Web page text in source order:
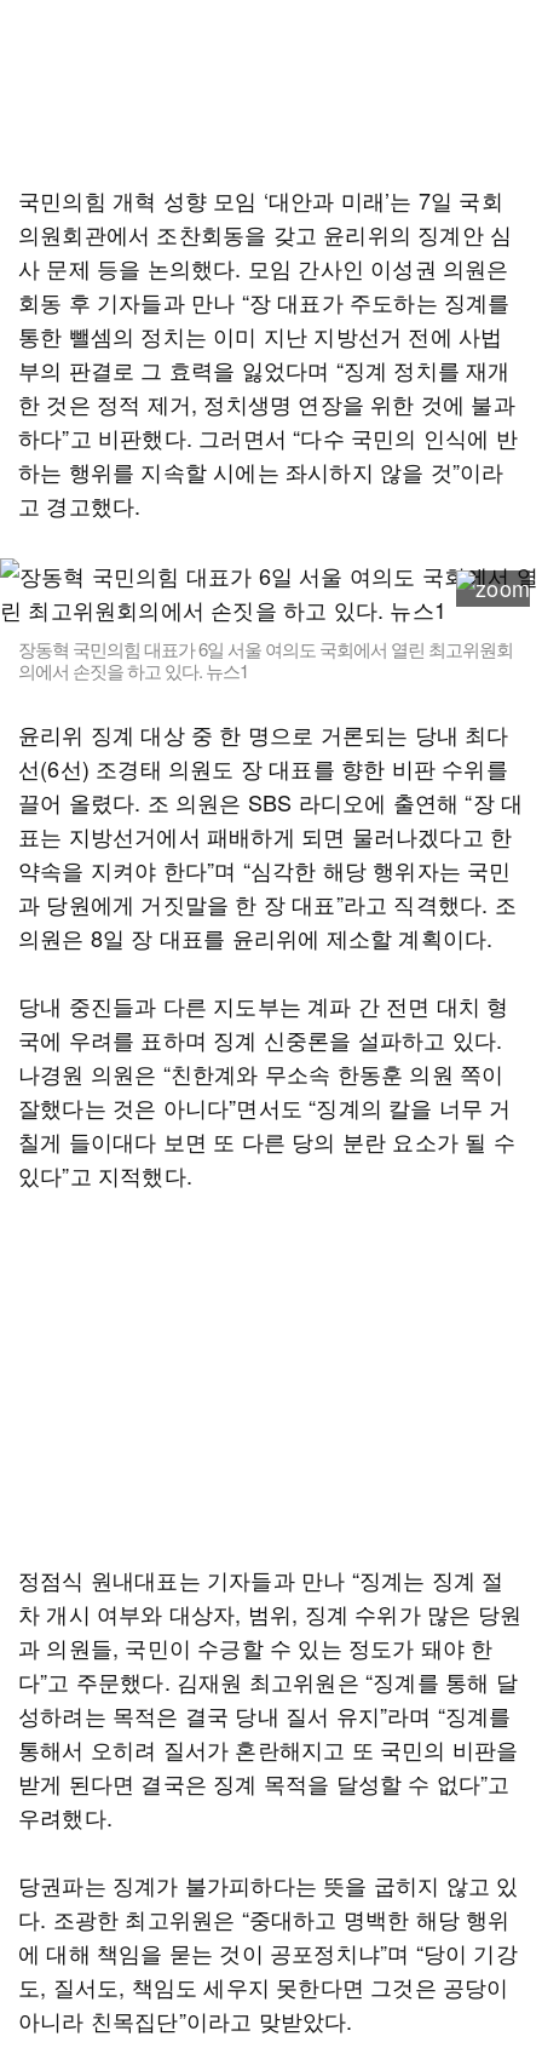
국민의힘 개혁 성향 모임 ‘대안과 미래’는 7일 국회
의원회관에서 조찬회동을 갖고 윤리위의 징계안 심
사 문제 등을 논의했다. 모임 간사인 이성권 의원은
회동 후 기자들과 만나 “장 대표가 주도하는 징계를
통한 뺄셈의 정치는 이미 지난 지방선거 전에 사법
부의 판결로 그 효력을 잃었다며 “징계 정치를 재개
한 것은 정적 제거, 정치생명 연장을 위한 것에 불과
하다”고 비판했다. 그러면서 “다수 국민의 인식에 반
하는 행위를 지속할 시에는 좌시하지 않을 것”이라
고 경고했다.
장동혁 국민의힘 대표가 6일 서울 여의도 국회에서 열린 최고위원회
의에서 손짓을 하고 있다. 뉴스1
윤리위 징계 대상 중 한 명으로 거론되는 당내 최다
선(6선) 조경태 의원도 장 대표를 향한 비판 수위를
끌어 올렸다. 조 의원은 SBS 라디오에 출연해 “장 대
표는 지방선거에서 패배하게 되면 물러나겠다고 한
약속을 지켜야 한다”며 “심각한 해당 행위자는 국민
과 당원에게 거짓말을 한 장 대표”라고 직격했다. 조
의원은 8일 장 대표를 윤리위에 제소할 계획이다.
당내 중진들과 다른 지도부는 계파 간 전면 대치 형
국에 우려를 표하며 징계 신중론을 설파하고 있다.
나경원 의원은 “친한계와 무소속 한동훈 의원 쪽이
잘했다는 것은 아니다”면서도 “징계의 칼을 너무 거
칠게 들이대다 보면 또 다른 당의 분란 요소가 될 수
있다”고 지적했다.
정점식 원내대표는 기자들과 만나 “징계는 징계 절
차 개시 여부와 대상자, 범위, 징계 수위가 많은 당원
과 의원들, 국민이 수긍할 수 있는 정도가 돼야 한
다”고 주문했다. 김재원 최고위원은 “징계를 통해 달
성하려는 목적은 결국 당내 질서 유지”라며 “징계를
통해서 오히려 질서가 혼란해지고 또 국민의 비판을
받게 된다면 결국은 징계 목적을 달성할 수 없다”고
우려했다.
당권파는 징계가 불가피하다는 뜻을 굽히지 않고 있
다. 조광한 최고위원은 “중대하고 명백한 해당 행위
에 대해 책임을 묻는 것이 공포정치냐”며 “당이 기강
도, 질서도, 책임도 세우지 못한다면 그것은 공당이
아니라 친목집단”이라고 맞받았다.